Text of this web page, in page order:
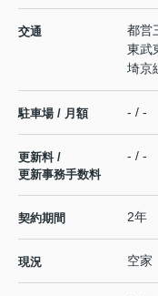
交通 都営
東武
埼京
駐車場 / 月額 - / -
更新料 /
更新事務手数料
- / -
契約期間 2年
現況 空家